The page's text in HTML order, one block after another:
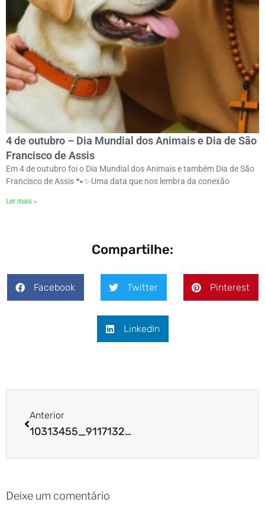
4 de outubro – Dia Mundial dos Animais e Dia de São
Francisco de Assis
Em 4 de outubro foi o Dia Mundial dos Animais e também Dia de São
Francisco de Assis 🐾✨ㅤUma data que nos lembra da conexão
Ler mais »
Compartilhe:
Facebook Twitter Pinterest
LinkedIn
Anterior
10313455_911713252175254_2940515979544645315_n
Deixe um comentário